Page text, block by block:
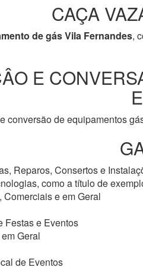
CAÇA
de gás Vila Fernandes,
E
conversão de equipamentos
Reparos, Consertos e
como a título de
e em Geral
Festas e Eventos
Geral
de Eventos